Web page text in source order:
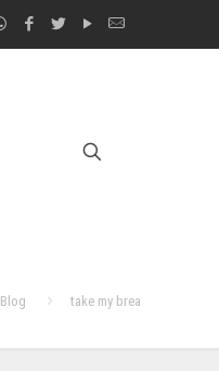
Blog take my brea